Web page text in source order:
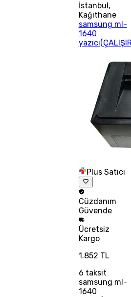
İstanbul,
Kağıthane
samsung ml-
1640
Plus Satıcı
Cüzdanım
Güvende
Ücretsiz
Kargo
1.852 TL
6 taksit
samsung ml-
1640